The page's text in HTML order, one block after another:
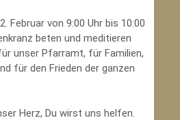
Februar von 9:00 Uhr bis 10:00
beten und meditieren
unser Pfarramt, für Familien,
für den Frieden der ganzen
Herz, Du wirst uns helfen.